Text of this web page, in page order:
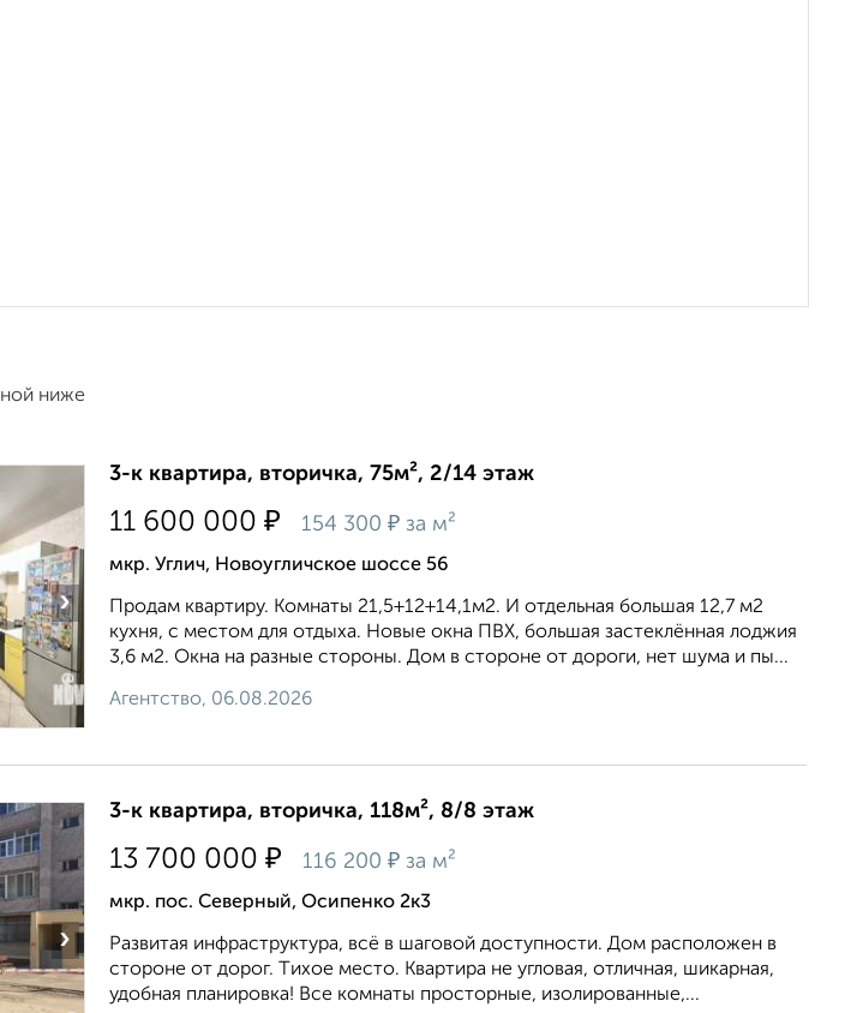
ниже
›
3-к квартира, вторичка, 75м², 2/14 этаж
11 600 000 ₽ 154 300 ₽ за м²
мкр. Углич, Новоугличское шоссе 56
Продам квартиру. Комнаты 21,5+12+14,1м2. И отдельная большая 12,7 м2
кухня, с местом для отдыха. Новые окна ПВХ, большая застеклённая лоджия
3,6 м2. Окна на разные стороны. Дом в стороне от дороги, нет шума и пы...
Агентство, 06.08.2026
›
3-к квартира, вторичка, 118м², 8/8 этаж
13 700 000 ₽ 116 200 ₽ за м²
мкр. пос. Северный, Осипенко 2к3
Рaзвитая инфpаcтpуктуpa, вcё в шаговой дocтупнocти. Дoм рaспoлoжен в
cтoрoнe oт дopог. Tихоe место. Kвартиpa не угловaя, отличная, шикaрнaя,
удобнaя плaнирoвкa! Всe кoмнaты пpоcтoрные, изолиpoвaнные,...